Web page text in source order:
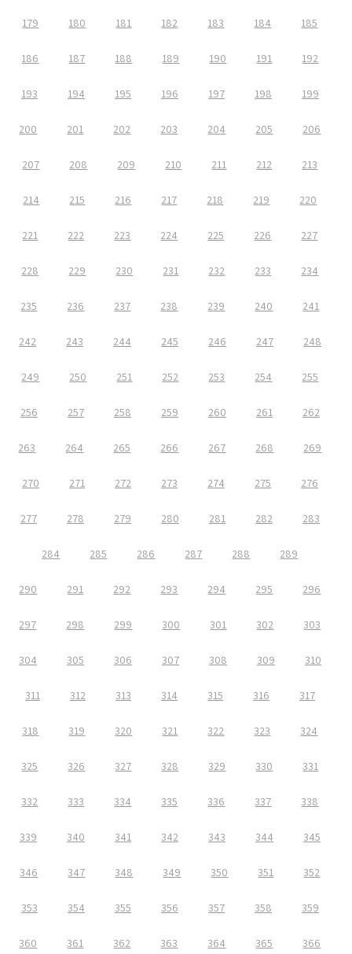
179 180 181 182 183 184 185
186 187 188 189 190 191 192
193 194 195 196 197 198 199
200 201 202 203 204 205 206
207 208 209 210 211 212 213
214 215 216 217 218 219 220
221 222 223 224 225 226 227
228 229 230 231 232 233 234
235 236 237 238 239 240 241
242 243 244 245 246 247 248
249 250 251 252 253 254 255
256 257 258 259 260 261 262
263 264 265 266 267 268 269
270 271 272 273 274 275 276
277 278 279 280 281 282 283
284 285 286 287 288 289
290 291 292 293 294 295 296
297 298 299 300 301 302 303
304 305 306 307 308 309 310
311 312 313 314 315 316 317
318 319 320 321 322 323 324
325 326 327 328 329 330 331
332 333 334 335 336 337 338
339 340 341 342 343 344 345
346 347 348 349 350 351 352
353 354 355 356 357 358 359
360 361 362 363 364 365 366